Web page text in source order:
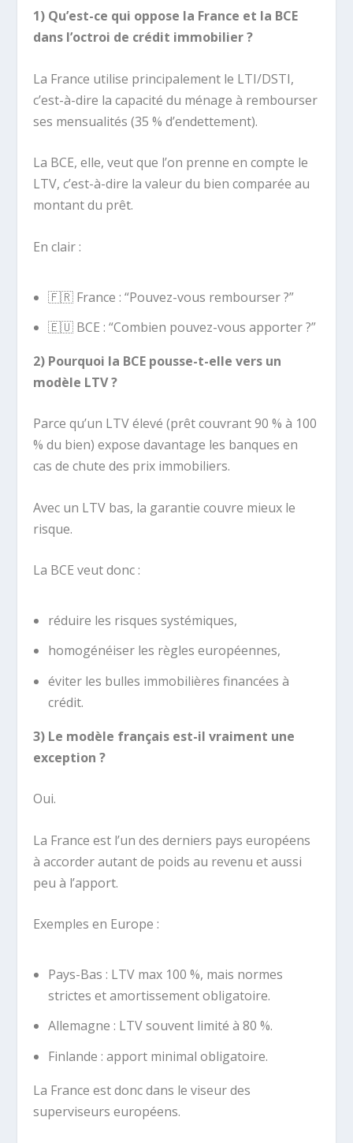
1) Qu’est-ce qui oppose la France et la BCE
dans l’octroi de crédit immobilier ?
La France utilise principalement le LTI/DSTI,
c’est-à-dire la capacité du ménage à rembourser
ses mensualités (35 % d’endettement).
La BCE, elle, veut que l’on prenne en compte le
LTV, c’est-à-dire la valeur du bien comparée au
montant du prêt.
En clair :
🇫🇷 France : “Pouvez-vous rembourser ?”
🇪🇺 BCE : “Combien pouvez-vous apporter ?”
2) Pourquoi la BCE pousse-t-elle vers un
modèle LTV ?
Parce qu’un LTV élevé (prêt couvrant 90 % à 100
% du bien) expose davantage les banques en
cas de chute des prix immobiliers.
Avec un LTV bas, la garantie couvre mieux le
risque.
La BCE veut donc :
réduire les risques systémiques,
homogénéiser les règles européennes,
éviter les bulles immobilières financées à
crédit.
3) Le modèle français est-il vraiment une
exception ?
Oui.
La France est l’un des derniers pays européens
à accorder autant de poids au revenu et aussi
peu à l’apport.
Exemples en Europe :
Pays-Bas : LTV max 100 %, mais normes
strictes et amortissement obligatoire.
Allemagne : LTV souvent limité à 80 %.
Finlande : apport minimal obligatoire.
La France est donc dans le viseur des
superviseurs européens.